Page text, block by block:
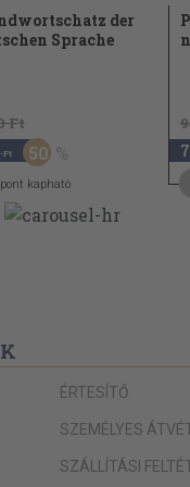
der
Sprache
Ft
,-Ft 50
pont kapható
ÉRTESÍTŐ
SZEMÉLYES
SZÁLLÍTÁSI